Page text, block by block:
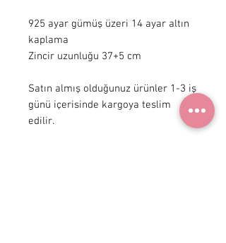
925 ayar gümüş üzeri 14 ayar altın
kaplama
Zincir uzunluğu 37+5 cm
Satın almış olduğunuz ürünler 1-3 iş
günü içerisinde kargoya teslim
edilir.